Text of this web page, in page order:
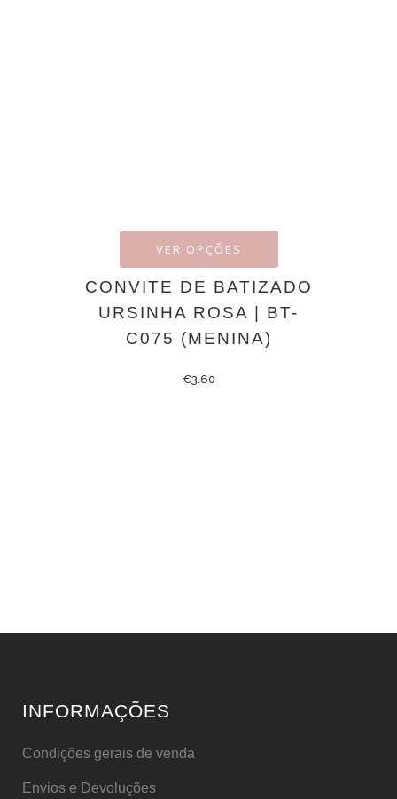
VER OPÇÕES
CONVITE DE BATIZADO
URSINHA ROSA | BT-
C075 (MENINA)
€3.60
INFORMAÇÕES
Condições gerais de venda
Envios e Devoluções